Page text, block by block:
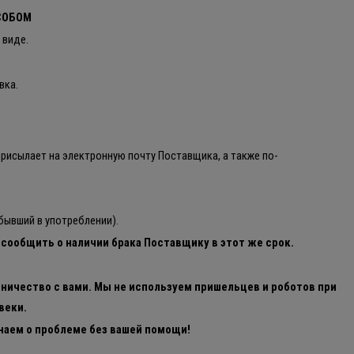
на электронную почту Поставщика, а также по-
в употреблении).
о наличии брака Поставщику в этот же срок.
с вами. Мы не используем пришельцев и роботов при
о проблеме без вашей помощи!